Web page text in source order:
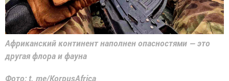
Африканский континент наполнен опасностями — это
другая флора и фауна
Фото: t. me/KorpusAfrica